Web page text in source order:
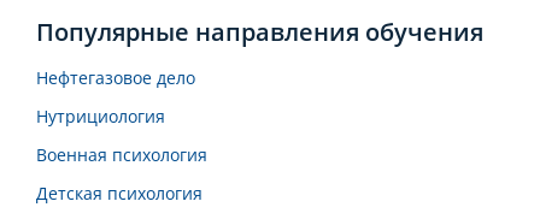
Популярные направления обучения
Нефтегазовое дело
Нутрициология
Военная психология
Детская психология